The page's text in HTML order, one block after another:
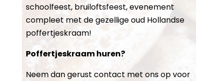
schoolfeest, bruiloftsfeest, evenement
compleet met de gezellige oud Hollandse
poffertjeskraam!
Poffertjeskraam huren?
Neem dan gerust contact met ons op voor